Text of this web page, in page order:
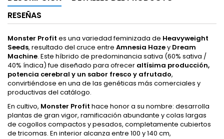
RESEÑAS
Monster Profit es una variedad feminizada de Heavyweight
Seeds, resultado del cruce entre Amnesia Hazey Dream
Machine. Este híbrido de predominancia sativa (60% sativa /
40% índica) fue diseñado para ofrecer altísima producción,
potencia cerebral y un sabor fresco y afrutado,
convirtiéndose en una de las genéticas más comerciales y
productivas del catálogo.
En cultivo, Monster Profit hace honor a su nombre: desarrolla
plantas de gran vigor, ramificación abundante y colas largas
de cogollos compactos y pesados, completamente cubiertos
de tricomas. En interior alcanza entre 100 y 140 cm,